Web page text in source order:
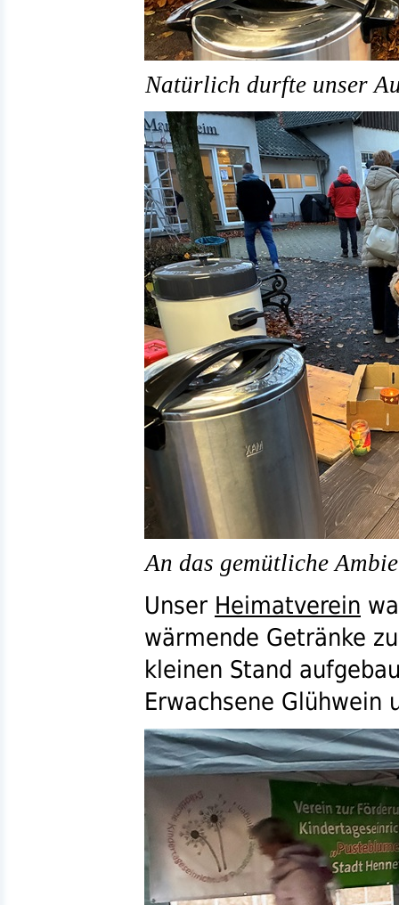
Natürlich durfte unser
An das gemütliche
Unser Heimatverein
wärmende Getränke
kleinen Stand
Erwachsene Glühwein